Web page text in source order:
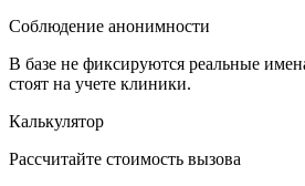
Соблюдение анонимности
В базе не фиксируются реальные
стоят на учете клиники.
Калькулятор
Рассчитайте стоимость вызова